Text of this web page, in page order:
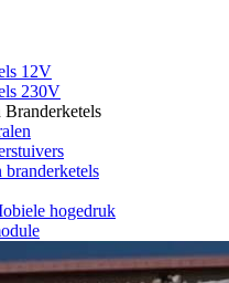
12V
230V
Branderketels
branderketels
hogedruk